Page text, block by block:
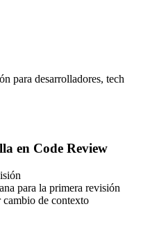
para desarrolladores, tech
en Code Review
para la primera revisión
de contexto